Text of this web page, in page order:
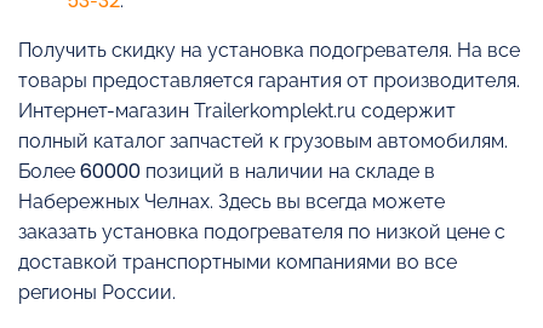
Получить скидку на установка подогревателя. На все
товары предоставляется гарантия от производителя.
Интернет-магазин Trailerkomplekt.ru содержит
полный каталог запчастей к грузовым автомобилям.
Более 60000 позиций в наличии на складе в
Набережных Челнах. Здесь вы всегда можете
заказать установка подогревателя по низкой цене с
доставкой транспортными компаниями во все
регионы России.